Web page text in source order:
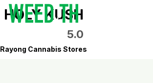
HOLY KUSH
5.0
Rayong Cannabis Stores